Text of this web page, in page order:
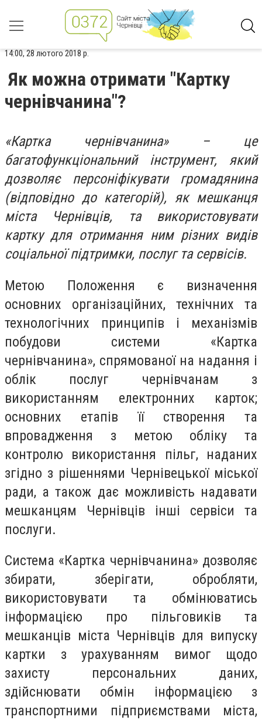
14:00, 28 лютого 2018 р.
Як можна отримати "Картку
чернівчанина"?
«Картка чернівчанина» – це
багатофункціональний інструмент, який
дозволяє персоніфікувати громадянина
(відповідно до категорій), як мешканця
міста Чернівців, та використовувати
картку для отримання ним різних видів
соціальної підтримки, послуг та сервісів.
Метою Положення є визначення
основних організаційних, технічних та
технологічних принципів і механізмів
побудови системи «Картка
чернівчанина», спрямованої на надання і
облік послуг чернівчанам з
використанням електронних карток;
основних етапів її створення та
впровадження з метою обліку та
контролю використання пільг, наданих
згідно з рішеннями Чернівецької міської
ради, а також дає можливість надавати
мешканцям Чернівців інші сервіси та
послуги.
Система «Картка чернівчанина» дозволяє
збирати, зберігати, обробляти,
використовувати та обмінюватись
інформацією про пільговиків та
мешканців міста Чернівців для випуску
картки з урахуванням вимог щодо
захисту персональних даних,
здійснювати обмін інформацією з
транспортними підприємствами міста,